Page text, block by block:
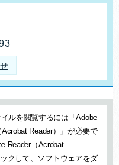
ルを閲覧するには「Adobe
Acrobat Reader）」が必要で
Reader（Acrobat
クして、ソフトウェアをダ